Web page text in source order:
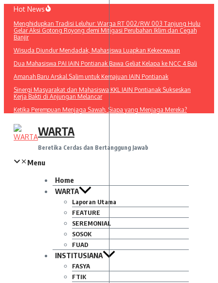
Lewati
konten
Hot News
Menghidupkan Tradisi Leluhur: Warga RT 002/RW 003 Tanjung Hulu
Gelar Aksi Gotong Royong demi Mitigasi Perubahan Iklim dan Cegah
Banjir
Wisuda Diundur Mendadak, Mahasiswa Luapkan Kekecewaan
Dua Mahasiswa PAI IAIN Pontianak Bawa Geliat Kelapa ke NCC 4 Bali
Amanah Baru Arskal Salim untuk Kemajuan IAIN Pontianak
Sinergi Masyarakat dan Mahasiswa KKL IAIN Pontianak Sukseskan
Kerja Bakti di Anjungan Melancar
Ketika Perempuan Menjaga Sawah, Siapa yang Menjaga Mereka?
WARTA
Beretika Cerdas dan Bertanggung Jawab
Menu
Home
WARTA
Laporan Utama
FEATURE
SEREMONIAL
SOSOK
FUAD
INSTITUSIANA
FASYA
FTIK